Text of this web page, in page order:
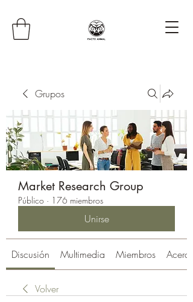
Grupos
Market Research Group
Público · 176 miembros
Unirse
Discusión Multimedia Miembros Acerca
Volver